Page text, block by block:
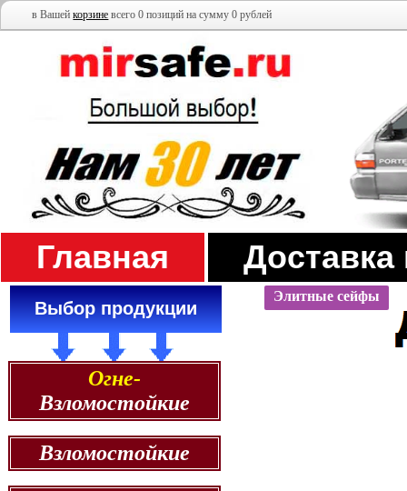
в Вашейкорзине всего 0 позиций на сумму 0 рублей
Главная
Выбор продукции
Огне-
Взломостойкие
Взломостойкие
Элитные сейфы